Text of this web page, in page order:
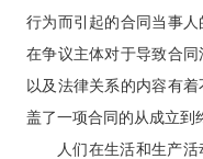
行为而引起的合同当事
在争议主体对于导致合
以及法律关系的内容有
盖了一项合同的从成立到
人们在生活和生产